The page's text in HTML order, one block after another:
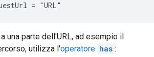
una parte dell'URL, ad esempio il
utilizza l'operatore has :